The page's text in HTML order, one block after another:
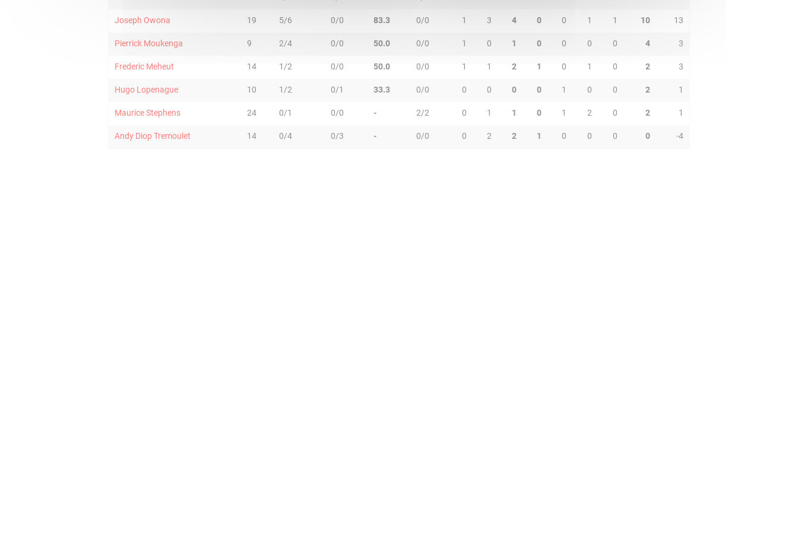
Joseph Owona 19 5/6 0/0 83.3 0/0 1 3 4 0 0 1 1 10 13
Pierrick Moukenga 9 2/4 0/0 50.0 0/0 1 0 1 0 0 0 0 4 3
Frederic Meheut 14 1/2 0/0 50.0 0/0 1 1 2 1 0 1 0 2 3
Hugo Lopenague 10 1/2 0/1 33.3 0/0 0 0 0 0 1 0 0 2 1
Maurice Stephens 24 0/1 0/0 - 2/2 0 1 1 0 1 2 0 2 1
Andy Diop Tremoulet 14 0/4 0/3 - 0/0 0 2 2 1 0 0 0 0 -4